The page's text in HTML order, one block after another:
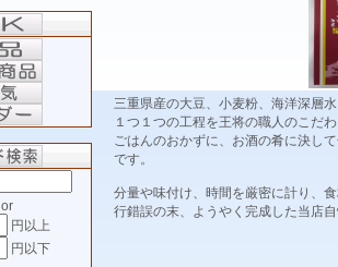
or
円以上
円以下
三重県産の大豆、小麦粉、海洋深層
１つ１つの工程を王将の職人のこだ
ごはんのおかずに、お酒の肴に決し
です。
分量や味付け、時間を厳密に計り、
行錯誤の末、ようやく完成した当店